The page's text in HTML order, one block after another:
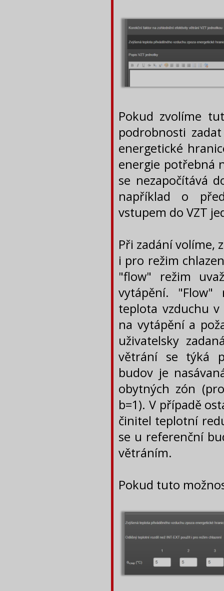
Pokud zvolíme
podrobnosti
energetické
energie potřebná
se nezapočítává
například o
vstupem do VZT
Při zadání volíme,
i pro režim
"flow" režim
vytápění. "Flow"
teplota vzduchu
na vytápění a
uživatelsky
větrání se týká
budov je
obytných zón
b=1). V případě
činitel teplotní
se u referenční
větráním.
Pokud tuto